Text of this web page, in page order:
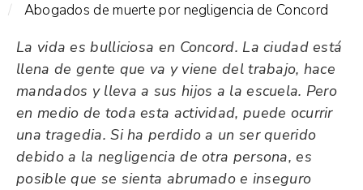
/
Abogados de muerte por negligencia de Concord
La vida es bulliciosa en Concord. La ciudad está
llena de gente que va y viene del trabajo, hace
mandados y lleva a sus hijos a la escuela. Pero
en medio de toda esta actividad, puede ocurrir
una tragedia. Si ha perdido a un ser querido
debido a la negligencia de otra persona, es
posible que se sienta abrumado e inseguro